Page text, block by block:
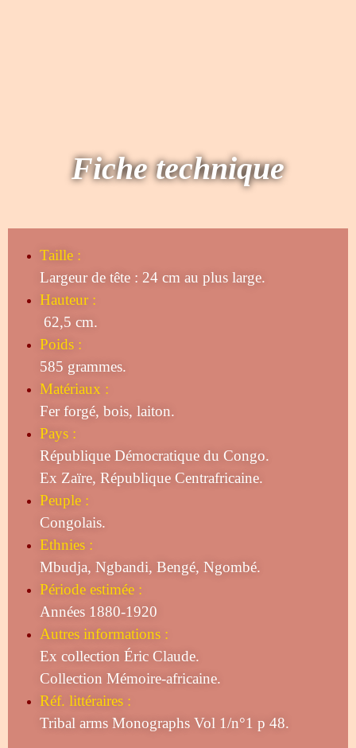
Fiche technique
Taille :
Largeur de tête : 24 cm au plus large.
Hauteur :
62,5 cm.
Poids :
585 grammes.
Matériaux :
Fer forgé, bois, laiton.
Pays :
République Démocratique du Congo.
Ex Zaïre, République Centrafricaine.
Peuple :
Congolais.
Ethnies :
Mbudja, Ngbandi, Bengé, Ngombé.
Période estimée :
Années 1880-1920
Autres informations :
Ex collection Éric Claude.
Collection Mémoire-africaine.
Réf. littéraires :
Tribal arms Monographs Vol 1/n°1 p 48.